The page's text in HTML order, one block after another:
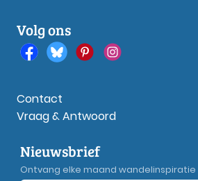
Volg ons
Contact
Vraag & Antwoord
Nieuwsbrief
Ontvang elke maand wandelinspiratie